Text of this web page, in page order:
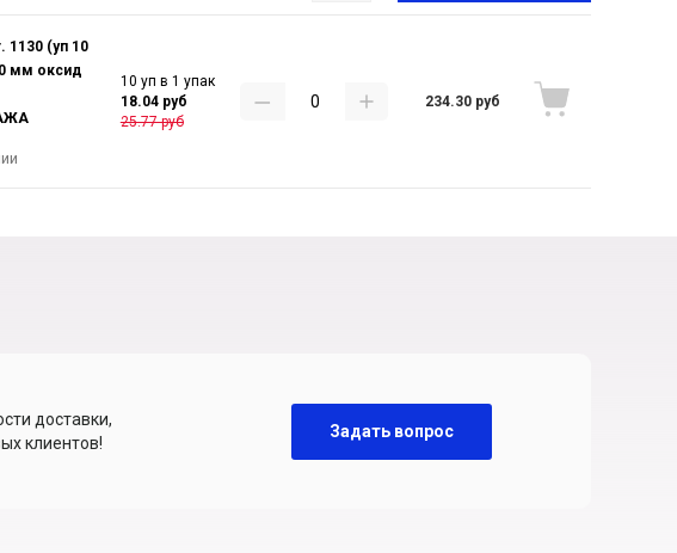
1130 (уп 10
мм оксид
10 уп в 1 упак
18.04 руб
25.77 руб
234.30 руб
доставки,
клиентов!
Задать вопрос